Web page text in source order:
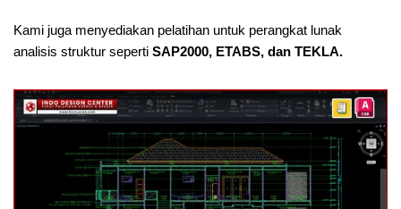
Kami juga menyediakan pelatihan untuk perangkat lunak
analisis struktur seperti SAP2000, ETABS, dan TEKLA.